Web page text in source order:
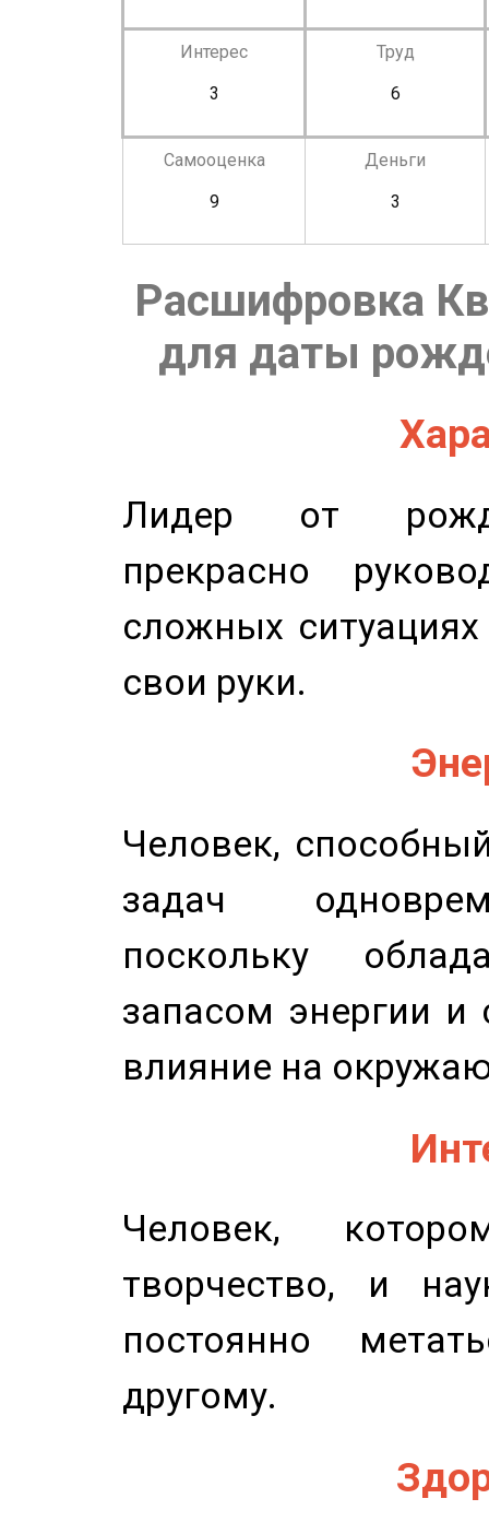
Интерес
3
Труд
6
Самооценка
9
Деньги
3
Расшифровка
для даты
Лидер от
прекрасно
сложных
свои руки.
Человек,
задач
поскольку
запасом энергии и
влияние на
Человек,
творчество, и
постоянно
другому.